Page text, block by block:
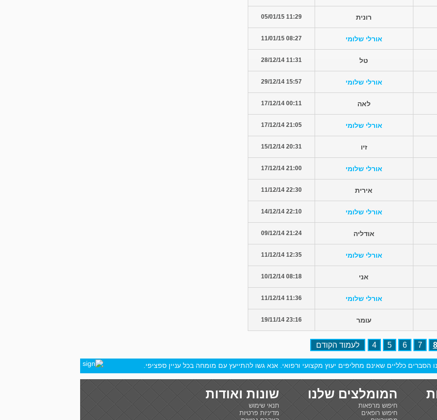
רונית 11:29 05/01/15
אורלי שלומי 08:27 11/01/15
טל 11:31 28/12/14
אורלי שלומי 15:57 29/12/14
לאה 00:11 17/12/14
אורלי שלומי 21:05 17/12/14
זיו 20:31 15/12/14
אורלי שלומי 21:00 17/12/14
אירית 22:30 11/12/14
אורלי שלומי 22:10 14/12/14
אודליה 21:24 09/12/14
אורלי שלומי 12:35 11/12/14
אני 08:18 10/12/14
אורלי שלומי 11:36 11/12/14
עומר 23:16 19/11/14
4 5 6 7 8 לעמוד הקודם
הסברים כלליים שאינם מחליפים יעוץ מקצועי ורפואי. אנא גשו להתייעץ עם מומחה בכל עניין ספציפי.
המומלצים שלנו
חיפוש מרפאות
חיפוש רופאים
שונות ואודות
תנאי שימוש
מדיניות פרטיות